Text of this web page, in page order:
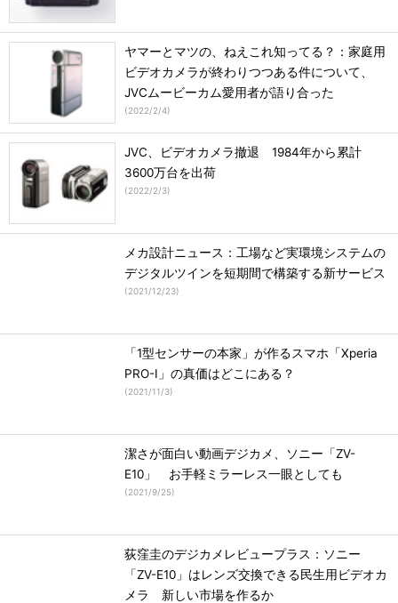
ヤマーとマツの、ねえこれ知ってる？：家庭用
ビデオカメラが終わりつつある件について、
JVCムービーカム愛用者が語り合った
(2022/2/4)
JVC、ビデオカメラ撤退 1984年から累計
3600万台を出荷
(2022/2/3)
メカ設計ニュース：工場など実環境システムの
デジタルツインを短期間で構築する新サービス
(2021/12/23)
「1型センサーの本家」が作るスマホ「Xperia
PRO-I」の真価はどこにある？
(2021/11/3)
潔さが面白い動画デジカメ、ソニー「ZV-
E10」 お手軽ミラーレス一眼としても
(2021/9/25)
荻窪圭のデジカメレビュープラス：ソニー
「ZV-E10」はレンズ交換できる民生用ビデオカ
メラ 新しい市場を作るか